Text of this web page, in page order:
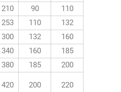
210 90
110
253 110
132
300 132
160
340 160
185
380 185
200
420 200 220